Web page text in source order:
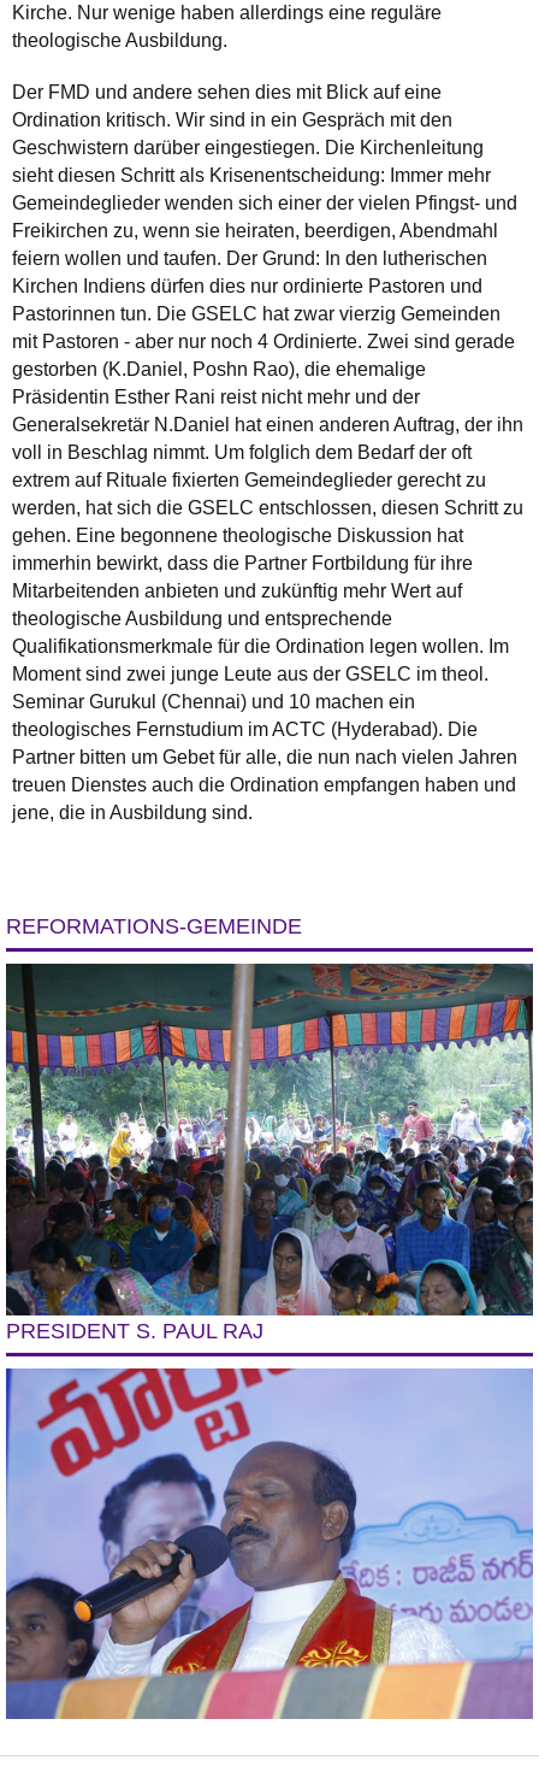
Kirche. Nur wenige haben allerdings eine reguläre
theologische Ausbildung.
Der FMD und andere sehen dies mit Blick auf eine
Ordination kritisch. Wir sind in ein Gespräch mit den
Geschwistern darüber eingestiegen. Die Kirchenleitung
sieht diesen Schritt als Krisenentscheidung: Immer mehr
Gemeindeglieder wenden sich einer der vielen Pfingst- und
Freikirchen zu, wenn sie heiraten, beerdigen, Abendmahl
feiern wollen und taufen. Der Grund: In den lutherischen
Kirchen Indiens dürfen dies nur ordinierte Pastoren und
Pastorinnen tun. Die GSELC hat zwar vierzig Gemeinden
mit Pastoren - aber nur noch 4 Ordinierte. Zwei sind gerade
gestorben (K.Daniel, Poshn Rao), die ehemalige
Präsidentin Esther Rani reist nicht mehr und der
Generalsekretär N.Daniel hat einen anderen Auftrag, der ihn
voll in Beschlag nimmt. Um folglich dem Bedarf der oft
extrem auf Rituale fixierten Gemeindeglieder gerecht zu
werden, hat sich die GSELC entschlossen, diesen Schritt zu
gehen. Eine begonnene theologische Diskussion hat
immerhin bewirkt, dass die Partner Fortbildung für ihre
Mitarbeitenden anbieten und zukünftig mehr Wert auf
theologische Ausbildung und entsprechende
Qualifikationsmerkmale für die Ordination legen wollen. Im
Moment sind zwei junge Leute aus der GSELC im theol.
Seminar Gurukul (Chennai) und 10 machen ein
theologisches Fernstudium im ACTC (Hyderabad). Die
Partner bitten um Gebet für alle, die nun nach vielen Jahren
treuen Dienstes auch die Ordination empfangen haben und
jene, die in Ausbildung sind.
REFORMATIONS-GEMEINDE
PRESIDENT S. PAUL RAJ